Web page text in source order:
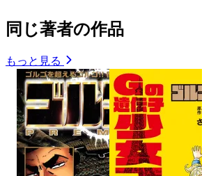
同じ著者の作品
もっと見る